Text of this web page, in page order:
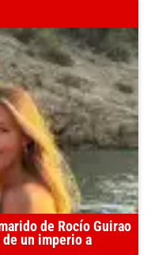
de Rocío Guirao
un imperio a